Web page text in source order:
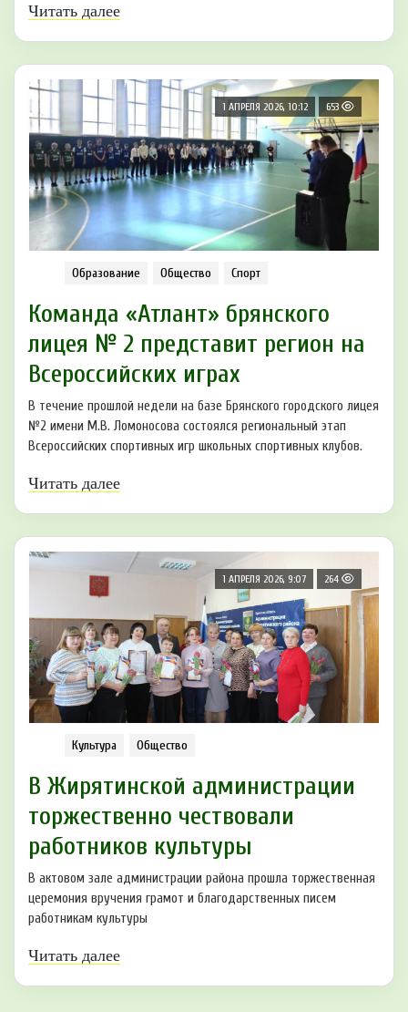
Читать далее
1 АПРЕЛЯ 2026, 10:12 653
Образование Общество Спорт
Команда «Атлант» брянского
лицея № 2 представит регион на
Всероссийских играх
В течение прошлой недели на базе Брянского городского лицея
№2 имени М.В. Ломоносова состоялся региональный этап
Всероссийских спортивных игр школьных спортивных клубов.
Читать далее
1 АПРЕЛЯ 2026, 9:07 264
Культура Общество
В Жирятинской администрации
торжественно чествовали
работников культуры
В актовом зале администрации района прошла торжественная
церемония вручения грамот и благодарственных писем
работникам культуры
Читать далее